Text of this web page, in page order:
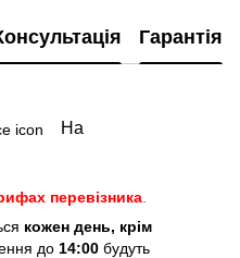
Гарантія
На
перевізника
кожен день, крім
до 14:00 будуть